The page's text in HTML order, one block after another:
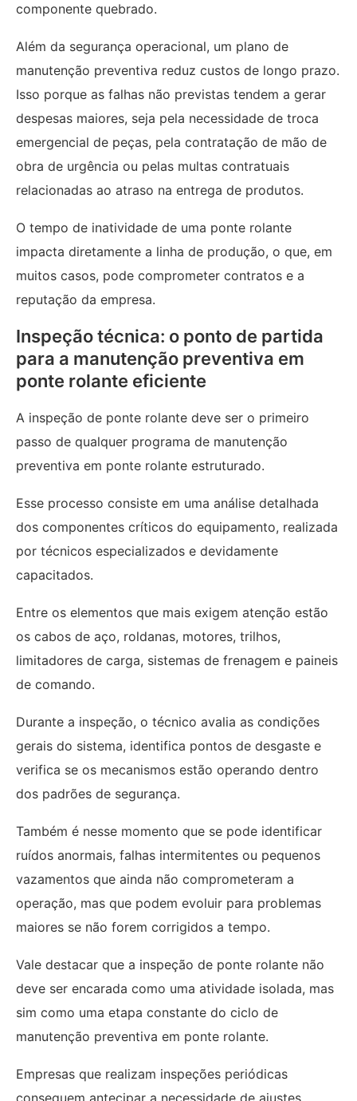
componente quebrado.
Além da segurança operacional, um plano de
manutenção preventiva reduz custos de longo prazo.
Isso porque as falhas não previstas tendem a gerar
despesas maiores, seja pela necessidade de troca
emergencial de peças, pela contratação de mão de
obra de urgência ou pelas multas contratuais
relacionadas ao atraso na entrega de produtos.
O tempo de inatividade de uma ponte rolante
impacta diretamente a linha de produção, o que, em
muitos casos, pode comprometer contratos e a
reputação da empresa.
Inspeção técnica: o ponto de partida
para a manutenção preventiva em
ponte rolante eficiente
A inspeção de ponte rolante deve ser o primeiro
passo de qualquer programa de manutenção
preventiva em ponte rolante estruturado.
Esse processo consiste em uma análise detalhada
dos componentes críticos do equipamento, realizada
por técnicos especializados e devidamente
capacitados.
Entre os elementos que mais exigem atenção estão
os cabos de aço, roldanas, motores, trilhos,
limitadores de carga, sistemas de frenagem e paineis
de comando.
Durante a inspeção, o técnico avalia as condições
gerais do sistema, identifica pontos de desgaste e
verifica se os mecanismos estão operando dentro
dos padrões de segurança.
Também é nesse momento que se pode identificar
ruídos anormais, falhas intermitentes ou pequenos
vazamentos que ainda não comprometeram a
operação, mas que podem evoluir para problemas
maiores se não forem corrigidos a tempo.
Vale destacar que a inspeção de ponte rolante não
deve ser encarada como uma atividade isolada, mas
sim como uma etapa constante do ciclo de
manutenção preventiva em ponte rolante.
Empresas que realizam inspeções periódicas
conseguem antecipar a necessidade de ajustes,